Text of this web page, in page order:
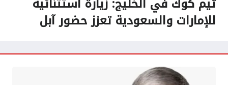
للإمارات والسعودية تعزز حضور آبل